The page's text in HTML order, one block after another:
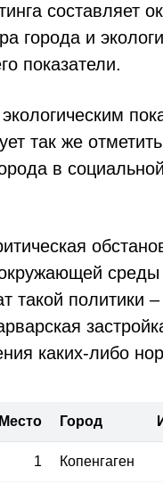
составляет
города и
показатели.
так же
в
среды
такой политики
каких-либо
Место Город
1 Копенгаген